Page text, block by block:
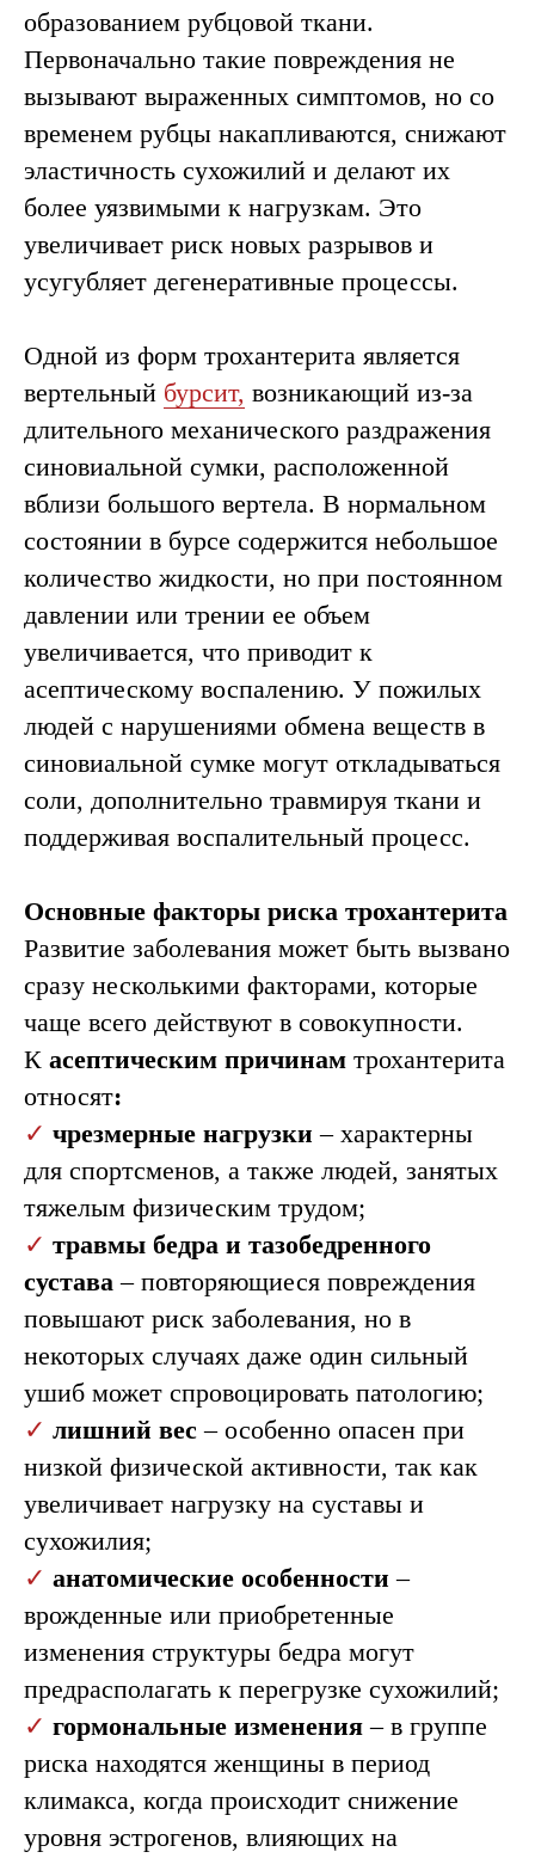
образованием рубцовой ткани.
Первоначально такие повреждения не
вызывают выраженных симптомов, но со
временем рубцы накапливаются, снижают
эластичность сухожилий и делают их
более уязвимыми к нагрузкам. Это
увеличивает риск новых разрывов и
усугубляет дегенеративные процессы.
Одной из форм трохантерита является
вертельный бурсит, возникающий из-за
длительного механического раздражения
синовиальной сумки, расположенной
вблизи большого вертела. В нормальном
состоянии в бурсе содержится небольшое
количество жидкости, но при постоянном
давлении или трении ее объем
увеличивается, что приводит к
асептическому воспалению. У пожилых
людей с нарушениями обмена веществ в
синовиальной сумке могут откладываться
соли, дополнительно травмируя ткани и
поддерживая воспалительный процесс.
Основные факторы риска трохантерита
Развитие заболевания может быть вызвано
сразу несколькими факторами, которые
чаще всего действуют в совокупности.
К асептическим причинам трохантерита
относят:
✓ чрезмерные нагрузки– характерны
для спортсменов, а также людей, занятых
тяжелым физическим трудом;
✓ травмы бедра и тазобедренного
сустава– повторяющиеся повреждения
повышают риск заболевания, но в
некоторых случаях даже один сильный
ушиб может спровоцировать патологию;
✓ лишний вес– особенно опасен при
низкой физической активности, так как
увеличивает нагрузку на суставы и
сухожилия;
✓ анатомические особенности–
врожденные или приобретенные
изменения структуры бедра могут
предрасполагать к перегрузке сухожилий;
✓ гормональные изменения– в группе
риска находятся женщины в период
климакса, когда происходит снижение
уровня эстрогенов, влияющих на
Запись на
диагностику
врача
травматолога-
информации о лечении
трохантерита, ценах и записи
на консультацию специалиста,
пожалуйста, оставьте заявку:
+7
Записаться на прием
Симптомы
трохантерита